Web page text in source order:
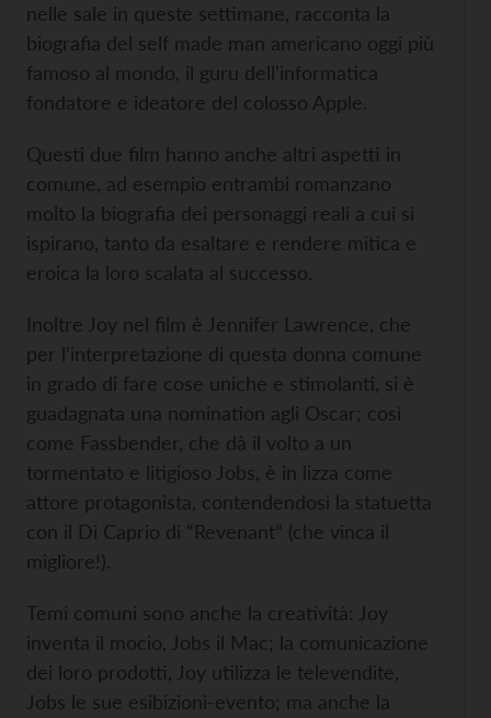
nelle sale in queste settimane, racconta la
biografia del self made man americano oggi più
famoso al mondo, il guru dell’informatica
fondatore e ideatore del colosso Apple.
Questi due film hanno anche altri aspetti in
comune, ad esempio entrambi romanzano
molto la biografia dei personaggi reali a cui si
ispirano, tanto da esaltare e rendere mitica e
eroica la loro scalata al successo.
Inoltre Joy nel film è Jennifer Lawrence, che
per l’interpretazione di questa donna comune
in grado di fare cose uniche e stimolanti, si è
guadagnata una nomination agli Oscar; così
come Fassbender, che dà il volto a un
tormentato e litigioso Jobs, è in lizza come
attore protagonista, contendendosi la statuetta
con il Di Caprio di “Revenant” (che vinca il
migliore!).
Temi comuni sono anche la creatività: Joy
inventa il mocio, Jobs il Mac; la comunicazione
dei loro prodotti, Joy utilizza le televendite,
Jobs le sue esibizioni-evento; ma anche la